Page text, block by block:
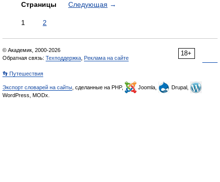
Страницы Следующая →
1 2
18+
© Академик, 2000-2026
Обратная связь: Техподдержка Реклама на сайте
👣 Путешествия
Экспорт словарей на сайты , сделанные на PHP, Joomla,
Drupal,
WordPress, MODx.